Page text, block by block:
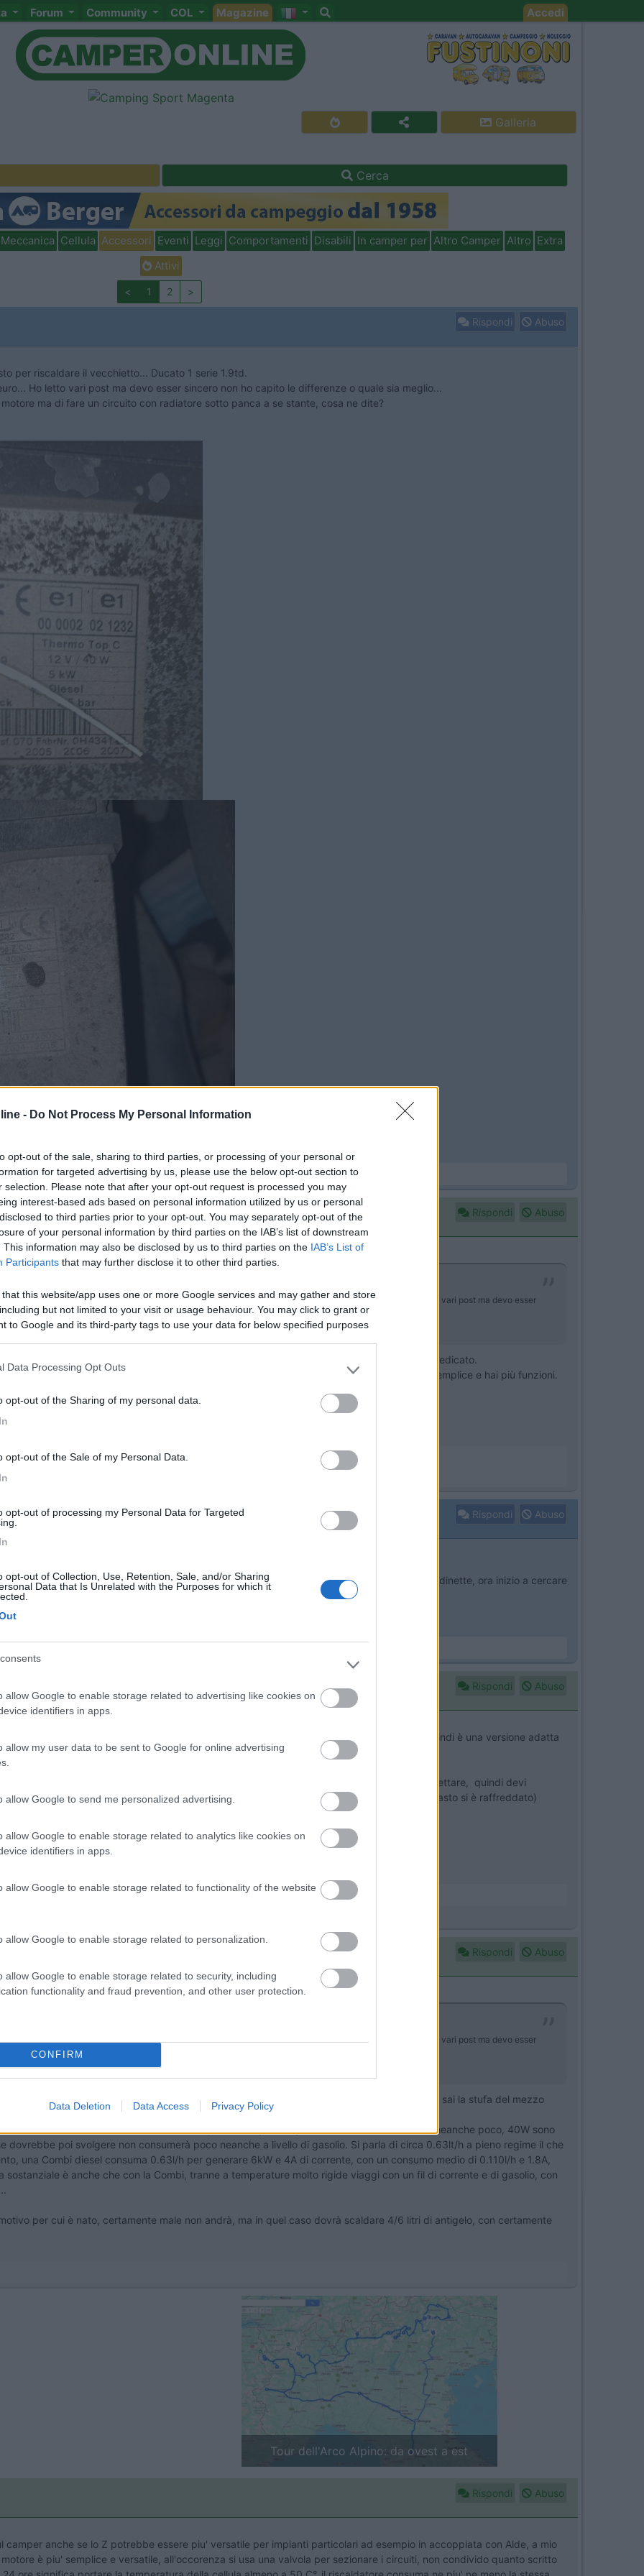
- Do Not Process My Personal Information
opt-out of the sale, sharing to third parties, or processing of your personal or
for targeted advertising by us, please use the below opt-out section to
selection. Please note that after your opt-out request is processed you may
interest-based ads based on personal information utilized by us or personal
to third parties prior to your opt-out. You may separately opt-out of the
of your personal information by third parties on the IAB’s list of downstream
This information may also be disclosed by us to third parties on the IAB’s List of
Participants that may further disclose it to other third parties.
that this website/app uses one or more Google services and may gather and store
but not limited to your visit or usage behaviour. You may click to grant or
to Google and its third-party tags to use your data for below specified purposes
Data Processing Opt Outs
opt-out of the Sharing of my personal data.
opt-out of the Sale of my Personal Data.
opt-out of processing my Personal Data for Targeted
opt-out of Collection, Use, Retention, Sale, and/or Sharing
Data that Is Unrelated with the Purposes for which it
allow Google to enable storage related to advertising like cookies on
identifiers in apps.
allow my user data to be sent to Google for online advertising
allow Google to send me personalized advertising.
allow Google to enable storage related to analytics like cookies on
identifiers in apps.
allow Google to enable storage related to functionality of the website
allow Google to enable storage related to personalization.
allow Google to enable storage related to security, including
functionality and fraud prevention, and other user protection.
CONFIRM
Data Deletion Data Access Privacy Policy
Forum Community COL Magazine Accedi
Galleria
Cerca
Meccanica Cellula Accessori Eventi Leggi Comportamenti Disabili In camper per Altro Camper Altro Extra
Attivi
< 1 2 >
Rispondi Abuso
per riscaldare il vecchietto... Ducato 1 serie 1.9td.
Ho letto vari post ma devo esser sincero non ho capito le differenze o quale sia meglio...
ma di fare un circuito con radiatore sotto panca a se stante, cosa ne dite?
Rispondi Abuso
il vecchietto... Ducato 1 serie 1.9td. ho trovato questi due termotop, entrambi sulle 100 euro... Ho letto vari post ma devo esser
...
per scaldare la cellula, devi riempirlo di antigelo e metterci un vaso di espansione dedicato.
tramite un semplice rubinetto a sfera a 3 vie, 3 posizioni con "movimento a T", viene più semplice e hai più funzioni.
Rispondi Abuso
aggiungere un radiatorino da mettere o nel Govone sotto i castelli posteriori o in una dinette, ora inizio a cercare
ducato 1 serie?
Rispondi Abuso
(va messo solo un relè e a 40 C le/la fa partire) e la pompa di ricircolo è gia collegata, quindi è una versione adatta
è fatto per essere inserito in impianti che gia lo hanno, oppure in un impianto tutto da progettare, quindi devi
ricircolo con le giuste temporizzazioni (si deve accendere subito e spegnersi quando il webasto si è raffreddato)
funzioni che desideravo
è solo un modo per rappresentare l'analogico, la natura, è analogica
Rispondi Abuso
il vecchietto... Ducato 1 serie 1.9td. ho trovato questi due termotop, entrambi sulle 100 euro... Ho letto vari post ma devo esser
...
qualche dubbio per via dell'impianto che dovresti poi andare a creare, perchè come ben sai la stufa del mezzo
e non ben distribuito su tutto il mezzo, e nel complesso quell'accessorio non consuma neanche poco, 40W sono
dovrebbe poi svolgere non consumerà poco neanche a livello di gasolio. Si parla di circa 0.63lt/h a pieno regime il che
una Combi diesel consuma 0.63l/h per generare 6kW e 4A di corrente, con un consumo medio di 0.110l/h e 1.8A,
è anche che con la Combi, tranne a temperature molto rigide viaggi con un fil di corrente e di gasolio, con
per cui è nato, certamente male non andrà, ma in quel caso dovrà scaldare 4/6 litri di antigelo, con certamente
Finlandia in camper: il piccolo sentiero
Previous
Rispondi Abuso
camper anche se lo Z potrebbe essere piu' versatile per impianti particolari ad esempio in accoppiata con Alde, a mio
è piu' semplice e versatile, all'occorenza si usa una valvola per sezionare i circuiti, non condivido quanto scritto